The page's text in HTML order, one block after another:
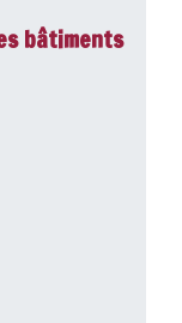
bâtiments